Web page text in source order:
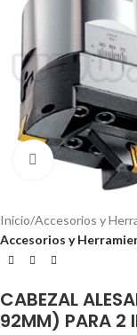
Click to enlarge
Inicio Accesorios y
Accesorios y
CABEZAL
92MM) PARA 2